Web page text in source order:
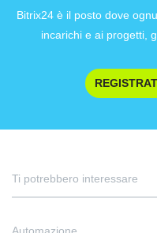
Bitrix24 è il posto dove
incarichi e ai progetti,
Ti potrebbero interessare